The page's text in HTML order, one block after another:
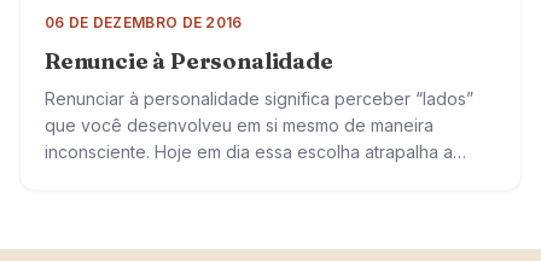
06 DE DEZEMBRO DE 2016
Renuncie à Personalidade
Renunciar à personalidade significa perceber “lados”
que você desenvolveu em si mesmo de maneira
inconsciente. Hoje em dia essa escolha atrapalha a